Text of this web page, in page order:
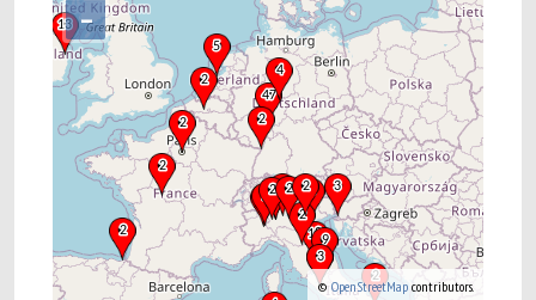
–
©OpenStreetMap contributors.